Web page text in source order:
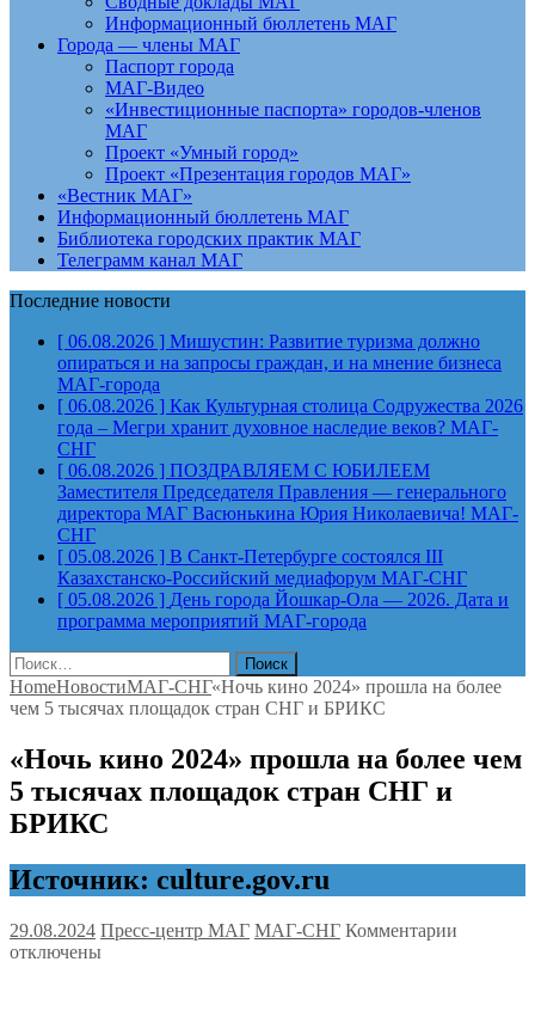
Информационный бюллетень МАГ
Города — члены МАГ
Паспорт города
МАГ-Видео
«Инвестиционные паспорта» городов-членов
МАГ
Проект «Умный город»
Проект «Презентация городов МАГ»
«Вестник МАГ»
Информационный бюллетень МАГ
Библиотека городских практик МАГ
Телеграмм канал МАГ
Последние новости
[ 06.08.2026 ] Мишустин: Развитие туризма должно
опираться и на запросы граждан, и на мнение бизнеса
МАГ-города
[ 06.08.2026 ] Как Культурная столица Содружества 2026
года – Мегри хранит духовное наследие веков? МАГ-
СНГ
[ 06.08.2026 ] ПОЗДРАВЛЯЕМ С ЮБИЛЕЕМ
Заместителя Председателя Правления — генерального
директора МАГ Васюнькина Юрия Николаевича! МАГ-
СНГ
[ 05.08.2026 ] В Санкт-Петербурге состоялся III
Казахстанско-Российский медиафорум МАГ-СНГ
[ 05.08.2026 ] День города Йошкар-Ола — 2026. Дата и
программа мероприятий МАГ-города
Найти:
HomeНовостиМАГ-СНГ«Ночь кино 2024» прошла на более
чем 5 тысячах площадок стран СНГ и БРИКС
«Ночь кино 2024» прошла на более чем
5 тысячах площадок стран СНГ и
БРИКС
Источник: culture.gov.ru
29.08.2024 Пресс-центр МАГ МАГ-СНГ Комментарии
отключены